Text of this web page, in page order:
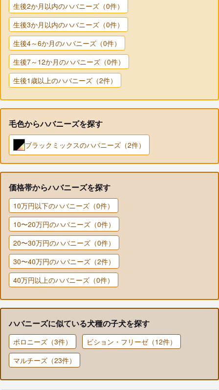
生後2か月以内のハバニーズ（0件）
生後3か月以内のハバニーズ（0件）
生後4～6か月のハバニーズ（0件）
生後7～12か月のハバニーズ（0件）
生後1歳以上のハバニーズ（2件）
毛色からハバニーズを探す
ブラックミックスのハバニーズ（2件）
価格帯からハバニーズを探す
10万円以下のハバニーズ（0件）
10〜20万円のハバニーズ（0件）
20〜30万円のハバニーズ（0件）
30〜40万円のハバニーズ（2件）
40万円以上のハバニーズ（0件）
ハバニーズに似ている犬種の子犬を探す
ボロニーズ（3件）
ビション・フリーゼ（12件）
マルチーズ（23件）